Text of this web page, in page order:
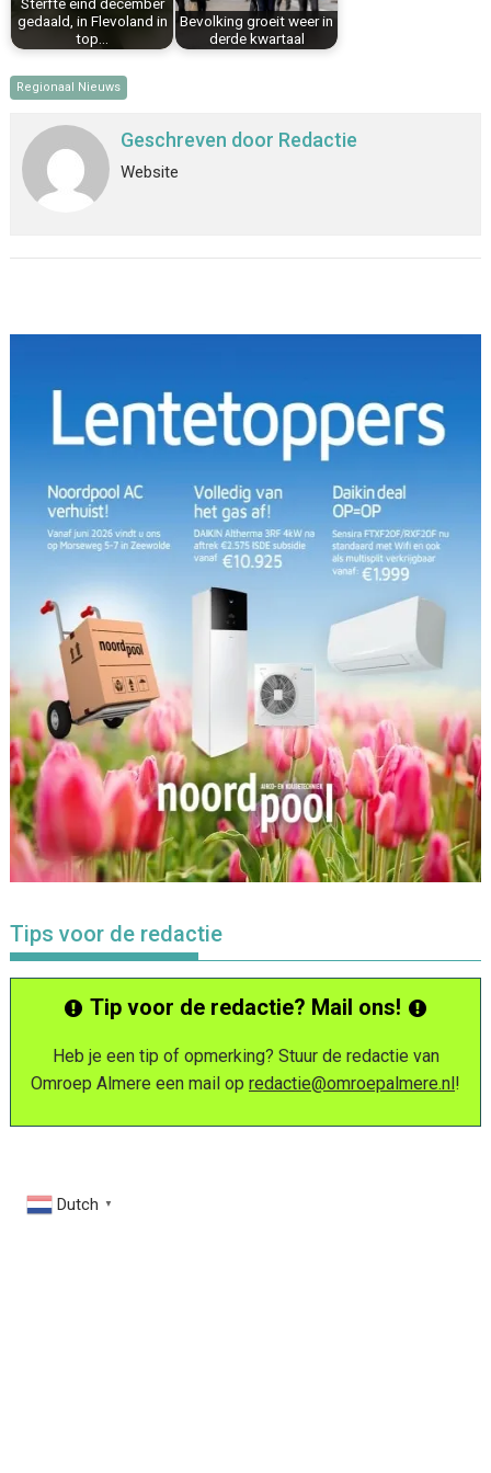
Sterfte eind december
gedaald, in Flevoland in
top…
Bevolking groeit weer in
derde kwartaal
Regionaal Nieuws
Geschreven door Redactie
Website
Tips voor de redactie
Tip voor de redactie? Mail ons!
Heb je een tip of opmerking? Stuur de redactie van
Omroep Almere een mail op redactie@omroepalmere.nl!
Dutch ▼